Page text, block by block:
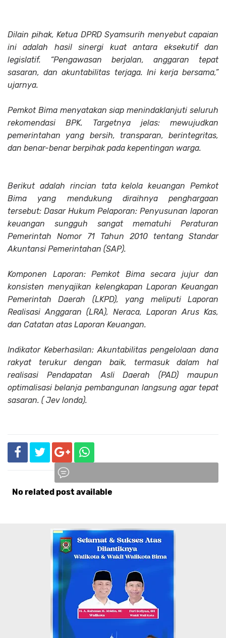
Dilain pihak, Ketua DPRD Syamsurih menyebut capaian
ini adalah hasil sinergi kuat antara eksekutif dan
legislatif. “Pengawasan berjalan, anggaran tepat
sasaran, dan akuntabilitas terjaga. Ini kerja bersama,”
ujarnya.
Pemkot Bima menyatakan siap menindaklanjuti seluruh
rekomendasi BPK. Targetnya jelas: mewujudkan
pemerintahan yang bersih, transparan, berintegritas,
dan benar-benar berpihak pada kepentingan warga.
Berikut adalah rincian tata kelola keuangan Pemkot
Bima yang mendukung diraihnya penghargaan
tersebut: Dasar Hukum Pelaporan: Penyusunan laporan
keuangan sungguh sangat mematuhi Peraturan
Pemerintah Nomor 71 Tahun 2010 tentang Standar
Akuntansi Pemerintahan (SAP).
Komponen Laporan: Pemkot Bima secara jujur dan
konsisten menyajikan kelengkapan Laporan Keuangan
Pemerintah Daerah (LKPD), yang meliputi Laporan
Realisasi Anggaran (LRA), Neraca, Laporan Arus Kas,
dan Catatan atas Laporan Keuangan.
Indikator Keberhasilan: Akuntabilitas pengelolaan dana
rakyat terukur dengan baik, termasuk dalam hal
realisasi Pendapatan Asli Daerah (PAD) maupun
optimalisasi belanja pembangunan langsung agar tepat
sasaran. ( Jev londa).
No related post available